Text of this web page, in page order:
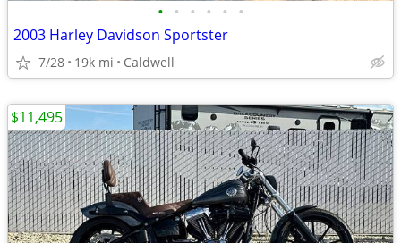
• • • • • •
2003 Harley Davidson Sportster
7/28 19k mi Caldwell
$11,495